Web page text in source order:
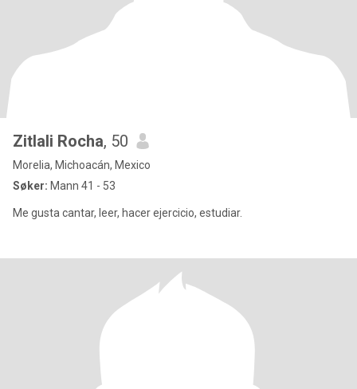
Zitlali Rocha, 50
Morelia, Michoacán, Mexico
Søker: Mann 41 - 53
Me gusta cantar, leer, hacer ejercicio, estudiar.